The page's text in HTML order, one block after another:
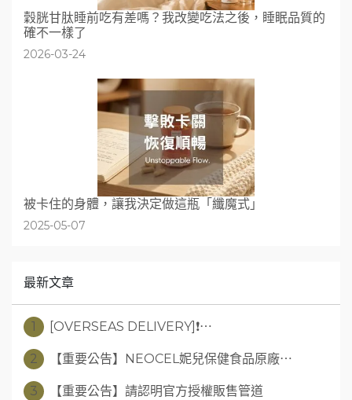
穀胱甘肽睡前吃有差嗎？我改變吃法之後，睡眠品質的
確不一樣了
2026-03-24
被卡住的身體，讓我決定做這瓶「纖魔式」
2025-05-07
最新文章
1 [OVERSEAS DELIVERY]❗⋯
2 【重要公告】NEOCEL妮兒保健食品原廠⋯
3 【重要公告】請認明官方授權販售管道